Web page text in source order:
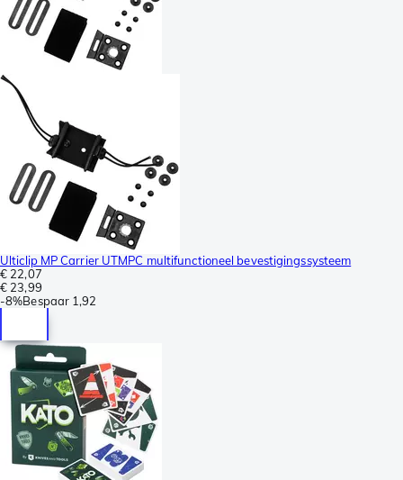
Ulticlip MP Carrier UTMPC multifunctioneel bevestigingssysteem
€ 22,07
€ 23,99
-8%Bespaar 1,92